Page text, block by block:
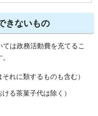
きないもの
は政務活動費を充てるこ
れに類するものも含む）
る茶菓子代は除く）